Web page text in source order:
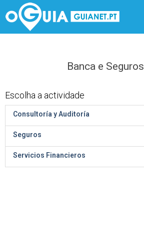
Banca e Seguros
Escolha a actividade
Consultoría y Auditoría
Seguros
Servicios Financieros